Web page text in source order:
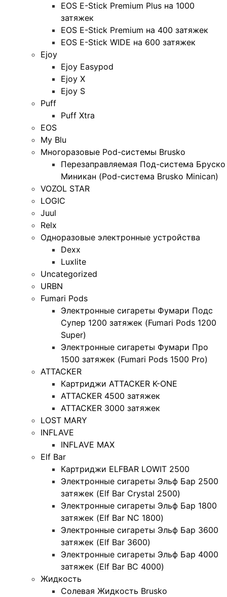
EOS E-Stick Premium Plus на 1000
затяжек
EOS E-Stick Premium на 400 затяжек
EOS E-Stick WIDE на 600 затяжек
Ejoy
Ejoy Easypod
Ejoy X
Ejoy S
Puff
Puff Xtra
EOS
My Blu
Многоразовые Pod-системы Brusko
Перезаправляемая Под-система Бруско
Миникан (Pod-система Brusko Minican)
VOZOL STAR
LOGIC
Juul
Relx
Одноразовые электронные устройства
Dexx
Luxlite
Uncategorized
URBN
Fumari Pods
Электронные сигареты Фумари Подс
Супер 1200 затяжек (Fumari Pods 1200
Super)
Электронные сигареты Фумари Про
1500 затяжек (Fumari Pods 1500 Pro)
ATTACKER
Картриджи ATTACKER K-ONE
ATTACKER 4500 затяжек
ATTACKER 3000 затяжек
LOST MARY
INFLAVE
INFLAVE MAX
Elf Bar
Картриджи ELFBAR LOWIT 2500
Электронные сигареты Эльф Бар 2500
затяжек (Elf Bar Crystal 2500)
Электронные сигареты Эльф Бар 1800
затяжек (Elf Bar NC 1800)
Электронные сигареты Эльф Бар 3600
затяжек (Elf Bar 3600)
Электронные сигареты Эльф Бар 4000
затяжек (Elf Bar BC 4000)
Жидкость
Солевая Жидкость Brusko